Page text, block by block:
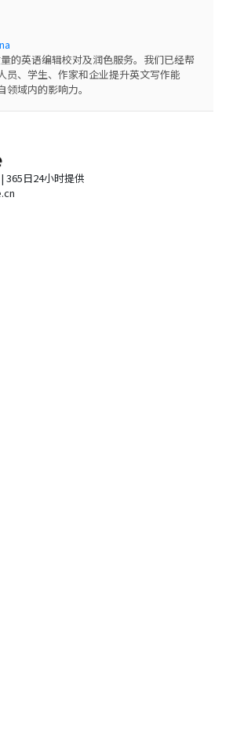
的英语编辑校对及润色服务。我们已经帮
员、学生、作家和企业提升英文写作能
域内的影响力。
365日24小时提供